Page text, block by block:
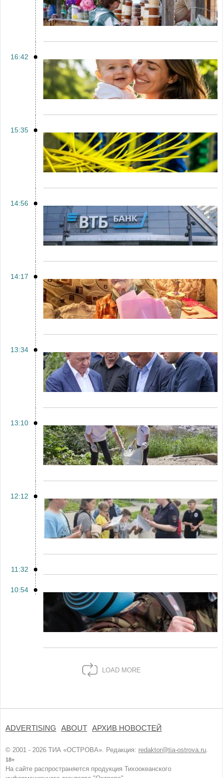
16:42
15:35
14:56
14:17
13:34
13:10
12:12
11:32
10:54
LOAD MORE
ADVERTISING ABOUT АРХИВ НОВОСТЕЙ
© 2001 - 2026 ТИА «ОСТРОВА». Редакция: redaktor@tia-ostrova.ru.
18+
На сайте распространяется продукция Тихоокеанского